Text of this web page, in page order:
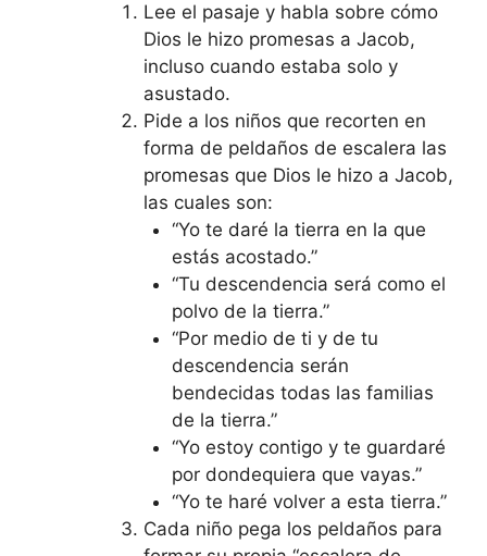
Lee el pasaje y habla sobre cómo
Dios le hizo promesas a Jacob,
incluso cuando estaba solo y
asustado.
Pide a los niños que recorten en
forma de peldaños de escalera las
promesas que Dios le hizo a Jacob,
las cuales son:
“Yo te daré la tierra en la que
estás acostado.”
“Tu descendencia será como el
polvo de la tierra.”
“Por medio de ti y de tu
descendencia serán
bendecidas todas las familias
de la tierra.”
“Yo estoy contigo y te guardaré
por dondequiera que vayas.”
“Yo te haré volver a esta tierra.”
Cada niño pega los peldaños para